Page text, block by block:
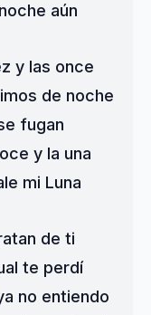
aún
y las once
de noche
fugan
y la una
mi Luna
de ti
te perdí
no entiendo